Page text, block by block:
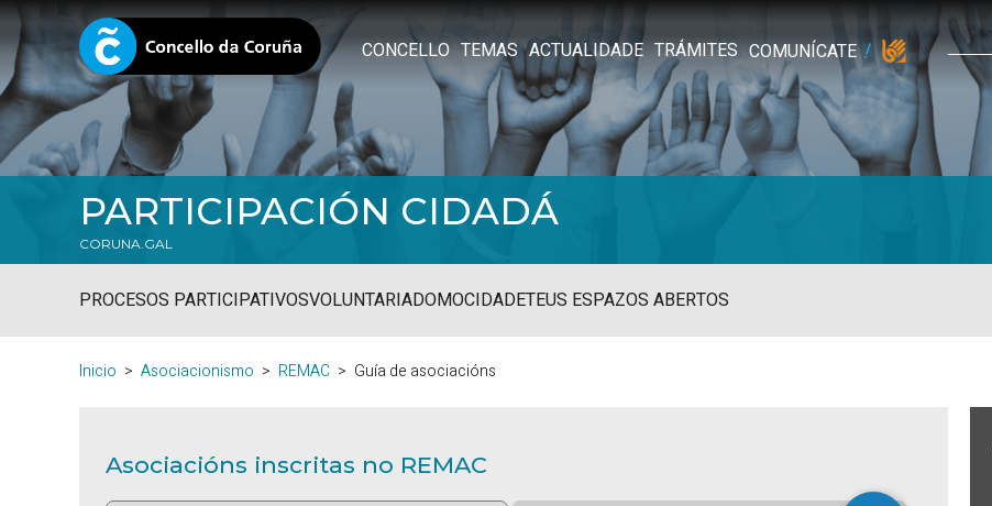
CONCELLO TEMAS ACTUALIDADE TRÁMITES COMUNÍCATE
PARTICIPACIÓN CIDADÁ
CORUNA.GAL
PROCESOS PARTICIPATIVOSVOLUNTARIADOMOCIDADETEUS ESPAZOS ABERTOS
Inicio Asociacionismo REMAC Guía de asociacións
Asociacións inscritas no REMAC